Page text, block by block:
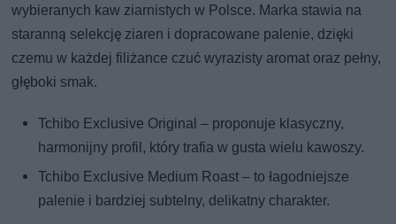
wybieranych kaw ziarnistych w Polsce. Marka stawia na
staranną selekcję ziaren i dopracowane palenie, dzięki
czemu w każdej filiżance czuć wyrazisty aromat oraz pełny,
głęboki smak.
Tchibo Exclusive Original – proponuje klasyczny,
harmonijny profil, który trafia w gusta wielu kawoszy.
Tchibo Exclusive Medium Roast – to łagodniejsze
palenie i bardziej subtelny, delikatny charakter.